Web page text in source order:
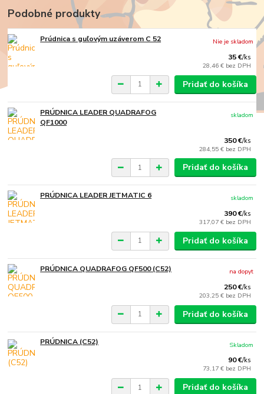
Podobné produkty
Prúdnica s guľovým uzáverom C 52
35 €/ks
28,46 € bez DPH
Nie je skladom
Pridať do košíka
PRÚDNICA LEADER QUADRAFOG
QF1000
350 €/ks
284,55 € bez DPH
skladom
Pridať do košíka
PRÚDNICA LEADER JETMATIC 6
390 €/ks
317,07 € bez DPH
skladom
Pridať do košíka
PRÚDNICA QUADRAFOG QF500 (C52)
250 €/ks
203,25 € bez DPH
na dopyt
Pridať do košíka
PRÚDNICA (C52)
90 €/ks
73,17 € bez DPH
Skladom
Pridať do košíka